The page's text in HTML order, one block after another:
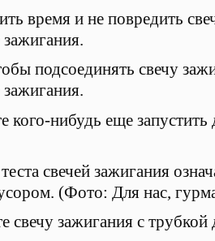
время и не повредить
подсоединять свечу
кого-нибудь еще
свечей зажигания
(Фото: Для нас,
свечу зажигания с